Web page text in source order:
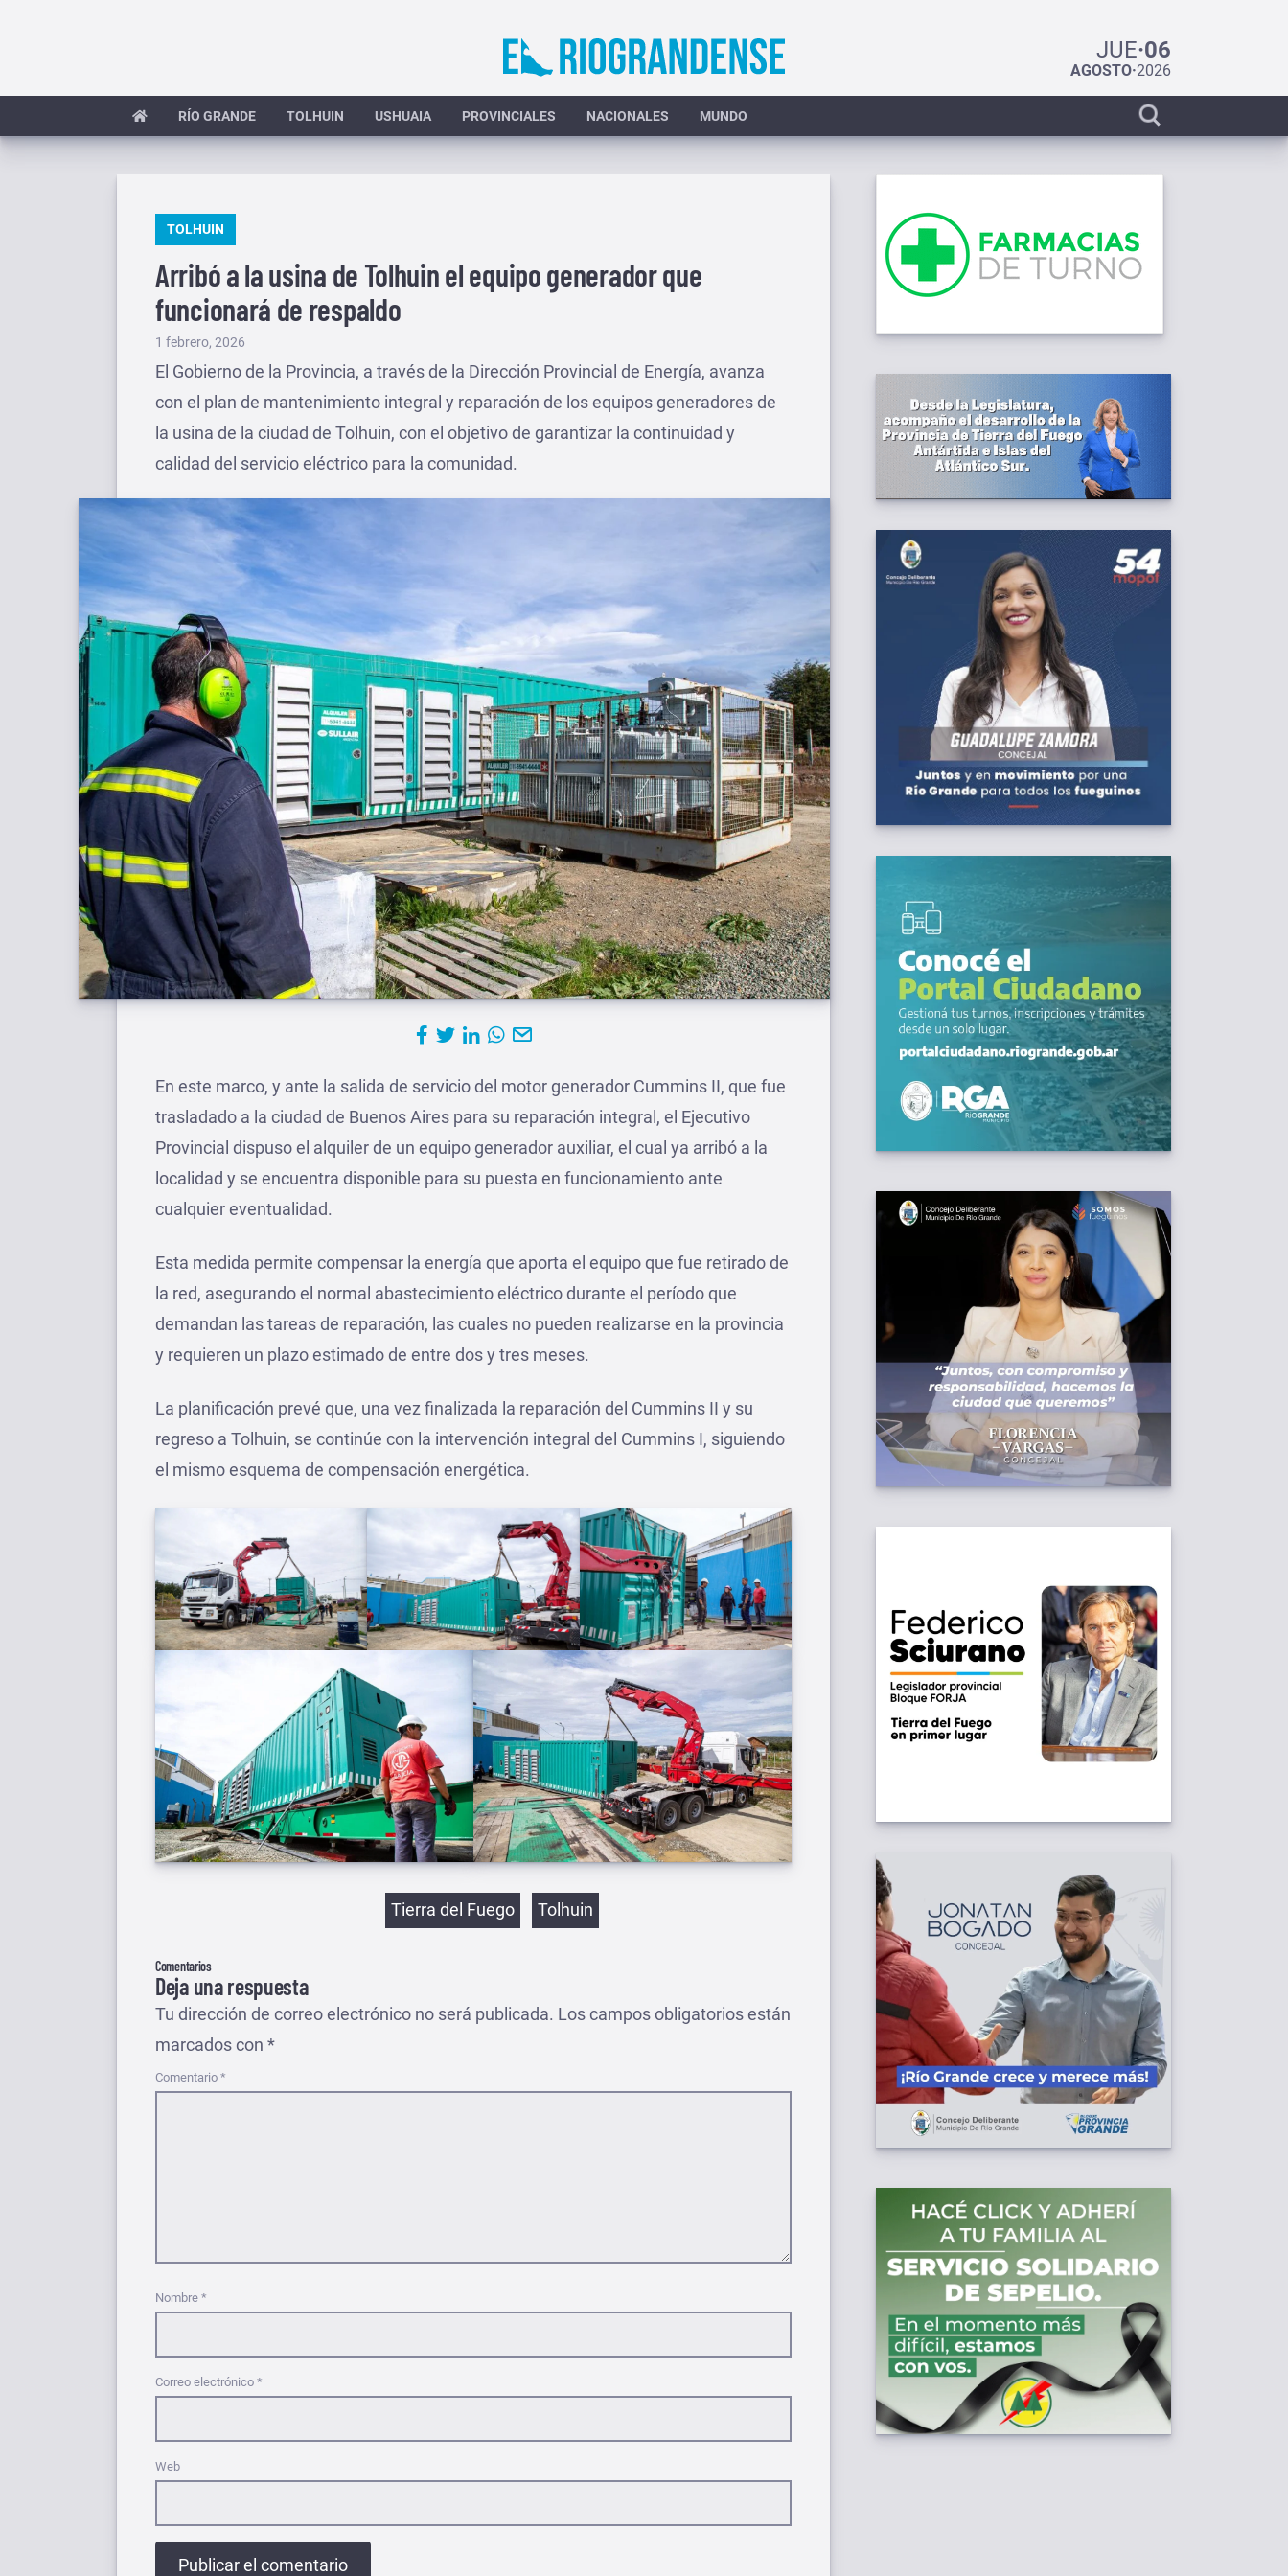
JUE·06
AGOSTO·2026
RÍO GRANDE TOLHUIN USHUAIA PROVINCIALES NACIONALES MUNDO
Display
search
PUBLICADO
TOLHUIN
Arribó a la usina de Tolhuin el equipo generador que
funcionará de respaldo
Publicado
el
1 febrero, 2026
El Gobierno de la Provincia, a través de la Dirección Provincial de Energía, avanza
con el plan de mantenimiento integral y reparación de los equipos generadores de
la usina de la ciudad de Tolhuin, con el objetivo de garantizar la continuidad y
calidad del servicio eléctrico para la comunidad.
En este marco, y ante la salida de servicio del motor generador Cummins II, que fue
trasladado a la ciudad de Buenos Aires para su reparación integral, el Ejecutivo
Provincial dispuso el alquiler de un equipo generador auxiliar, el cual ya arribó a la
localidad y se encuentra disponible para su puesta en funcionamiento ante
cualquier eventualidad.
Esta medida permite compensar la energía que aporta el equipo que fue retirado de
la red, asegurando el normal abastecimiento eléctrico durante el período que
demandan las tareas de reparación, las cuales no pueden realizarse en la provincia
y requieren un plazo estimado de entre dos y tres meses.
La planificación prevé que, una vez finalizada la reparación del Cummins II y su
regreso a Tolhuin, se continúe con la intervención integral del Cummins I, siguiendo
el mismo esquema de compensación energética.
Etiquetas
Tierra del Fuego Tolhuin
Comentarios
Deja una respuesta
Tu dirección de correo electrónico no será publicada. Los campos obligatorios están
marcados con *
Comentario *
Nombre *
Correo electrónico *
Web